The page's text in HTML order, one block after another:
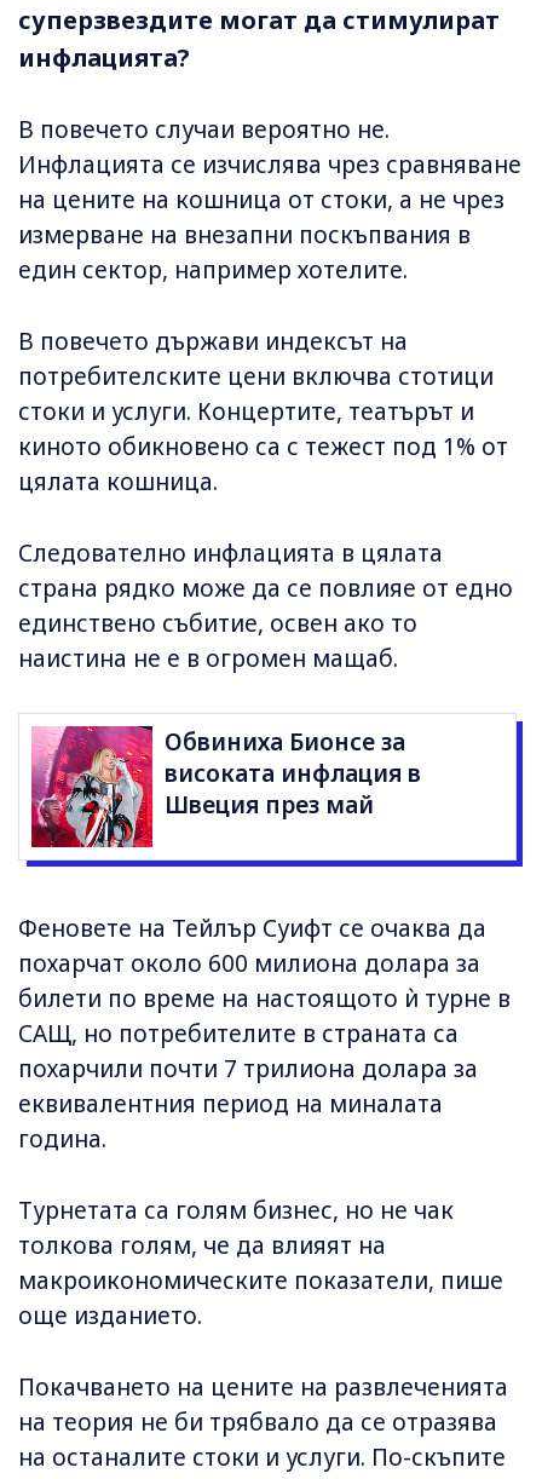
суперзвездите могат да стимулират
инфлацията?
В повечето случаи вероятно не.
Инфлацията се изчислява чрез сравняване
на цените на кошница от стоки, а не чрез
измерване на внезапни поскъпвания в
един сектор, например хотелите.
В повечето държави индексът на
потребителските цени включва стотици
стоки и услуги. Концертите, театърът и
киното обикновено са с тежест под 1% от
цялата кошница.
Следователно инфлацията в цялата
страна рядко може да се повлияе от едно
единствено събитие, освен ако то
наистина не е в огромен мащаб.
Обвиниха Бионсе за
високата инфлация в
Швеция през май
Феновете на Тейлър Суифт се очаква да
похарчат около 600 милиона долара за
билети по време на настоящото ѝ турне в
САЩ, но потребителите в страната са
похарчили почти 7 трилиона долара за
еквивалентния период на миналата
година.
Турнетата са голям бизнес, но не чак
толкова голям, че да влияят на
макроикономическите показатели, пише
още изданието.
Покачването на цените на развлеченията
на теория не би трябвало да се отразява
на останалите стоки и услуги. По-скъпите